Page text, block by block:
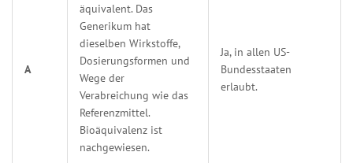
A
äquivalent. Das
Generikum hat
dieselben Wirkstoffe,
Dosierungsformen und
Wege der
Verabreichung wie das
Referenzmittel.
Bioäquivalenz ist
nachgewiesen.
Ja, in allen US-
Bundesstaaten
erlaubt.